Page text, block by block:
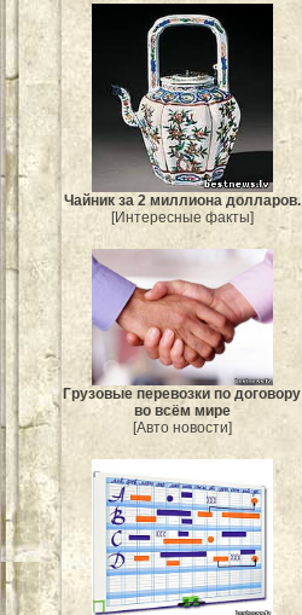
Чайник за 2 миллиона долларов.
[Интересные факты]
Грузовые перевозки по договору
во всём мире
[Авто новости]